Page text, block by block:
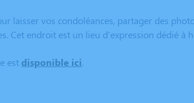
laisser vos condoléances, partager des
Cet endroit est un lieu d'expression dédié à
est disponible ici.